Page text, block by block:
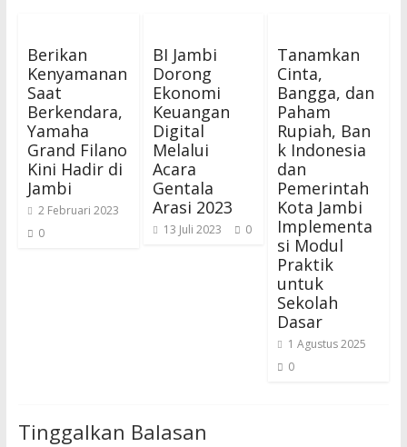
Berikan
Kenyamanan
Saat
Berkendara,
Yamaha
Grand Filano
Kini Hadir di
Jambi
2 Februari 2023
0
BI Jambi
Dorong
Ekonomi
Keuangan
Digital
Melalui
Acara
Gentala
Arasi 2023
13 Juli 2023 0
Tanamkan
Cinta,
Bangga, dan
Paham
Rupiah, Ban
k Indonesia
dan
Pemerintah
Kota Jambi
Implementa
si Modul
Praktik
untuk
Sekolah
Dasar
1 Agustus 2025
0
Tinggalkan Balasan